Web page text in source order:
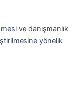
ve danışmanlık
yönelik